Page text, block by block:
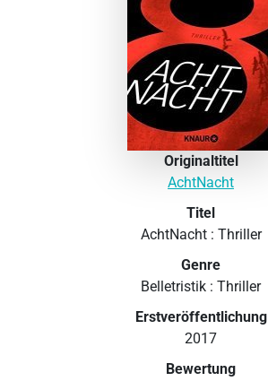
Originaltitel
AchtNacht
Titel
AchtNacht : Thriller
Genre
Belletristik : Thriller
Erstveröffentlichung
2017
Bewertung